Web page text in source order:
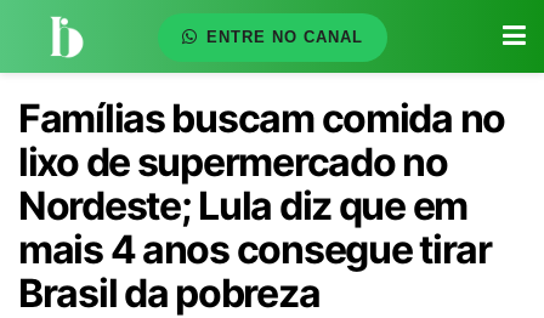
ENTRE NO CANAL
Famílias buscam comida no
lixo de supermercado no
Nordeste; Lula diz que em
mais 4 anos consegue tirar
Brasil da pobreza